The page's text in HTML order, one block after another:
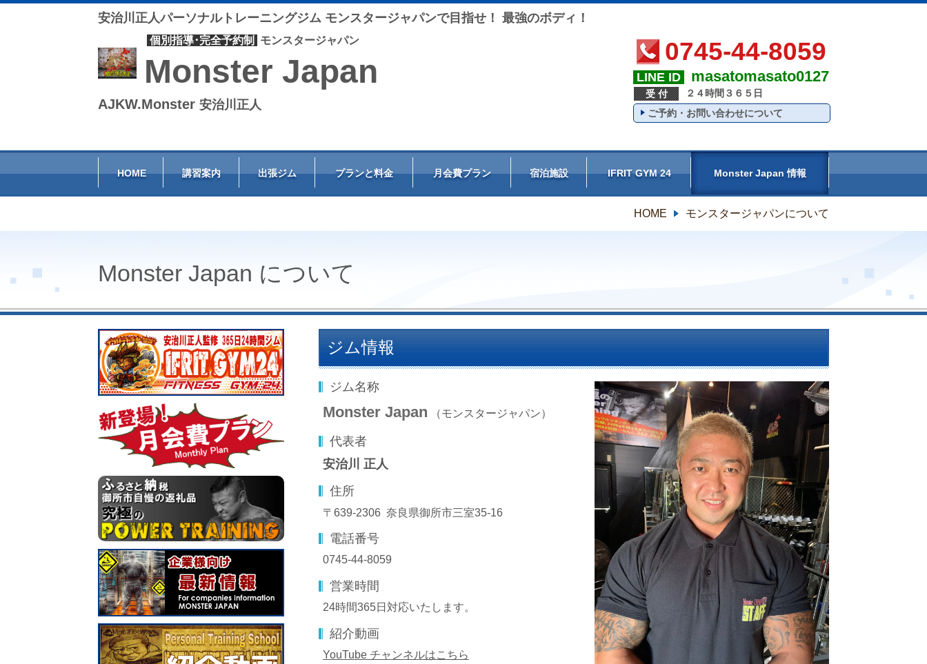
安治川正人パーソナルトレーニングジム モンスタージャパンで目指せ！ 最強のボディ！
個別指導･完全予約制 モンスタージャパン
Monster Japan
AJKW.Monster 安治川正人
0745-44-8059
LINE ID masatomasato0127
受 付
２４時間３６５日
ご予約・お問い合わせについて
HOME 講習案内 出張ジム プランと料金 月会費プラン 宿泊施設 IFRIT GYM 24 Monster Japan 情報
HOME モンスタージャパンについて
Monster Japan について
ジム情報
ジム名称
Monster Japan （モンスタージャパン）
代表者
安治川 正人
住所
〒639-2306 奈良県御所市三室35-16
電話番号
0745-44-8059
営業時間
24時間365日対応いたします。
紹介動画
YouTube チャンネルはこちら